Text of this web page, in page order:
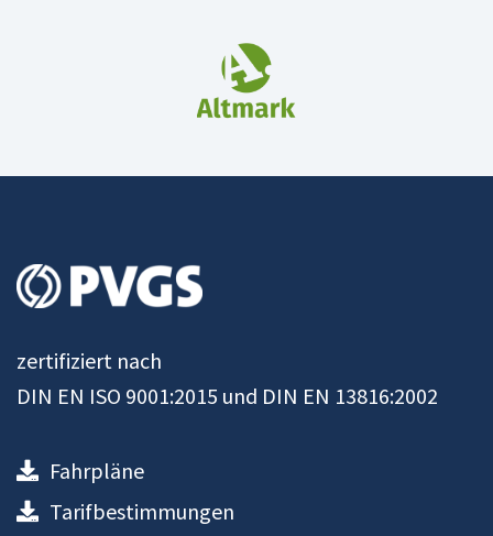
zertifiziert nach
DIN EN ISO 9001:2015 und DIN EN 13816:2002
Fahrpläne
Tarifbestimmungen